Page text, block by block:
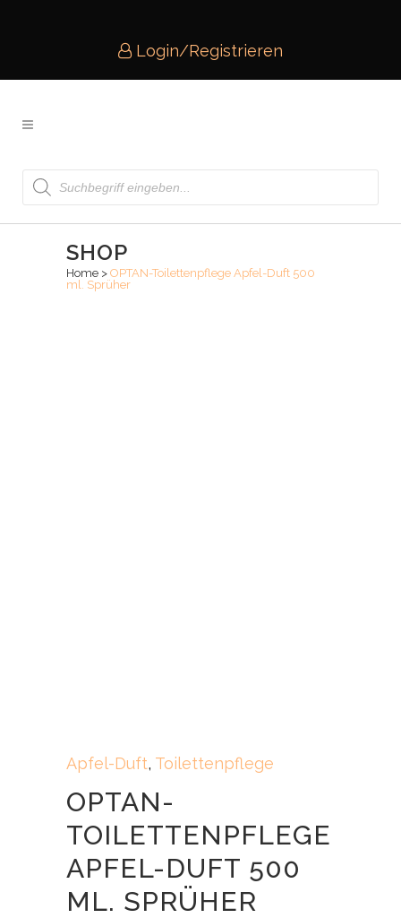
Login/Registrieren
Products
search
SHOP
Home > OPTAN-Toilettenpflege Apfel-Duft 500
ml. Sprüher
Apfel-Duft, Toilettenpflege
OPTAN-
TOILETTENPFLEGE
APFEL-DUFT 500
ML. SPRÜHER